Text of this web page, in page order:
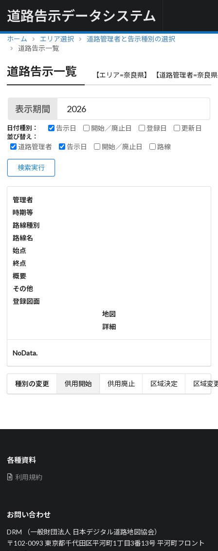
道路告示データシステム
ホーム エリア選択
道路管理者と告示種別の選択
道路告示一覧
道路告示一覧 【エリア=奈良県】 【道路管理者=奈良
表示期間
日付種別： 告示日 開始／廃止日 登録日 更新日
並び替え：
道路管理者 告示日 開始／廃止日 路線
検索実行
管理者
時期等
路線種別
路線名
始点
終点
概要
その他
登録図面
地図
詳細
NoData.
種別の変更 供用開始 供用廃止 区域決定 区域変
各種資料
利用規約
お問い合わせ
DRM （一般財団法人 日本デジタル道路地図協会）
〒102-0093 東京都千代田区平河町1丁目3番13号 平河町フロント